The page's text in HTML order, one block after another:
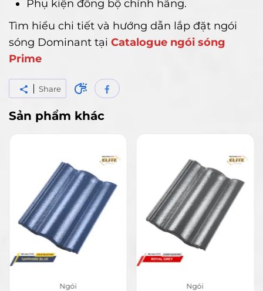
Phụ kiện đồng bộ chính hãng.
Tìm hiểu chi tiết và hướng dẫn lắp đặt ngói
sóng Dominant tại Catalogue ngói sóng
Prime
Share
Sản phẩm khác
Ngói Ngói